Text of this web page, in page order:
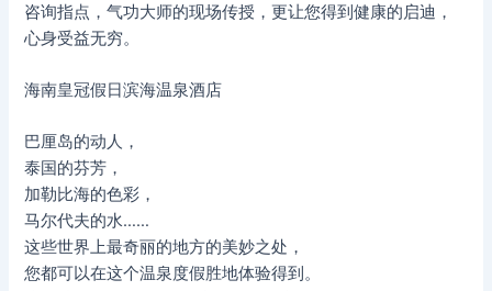
咨询指点，气功大师的现场传授，更让您得到健康的启迪，
心身受益无穷。
海南皇冠假日滨海温泉酒店
巴厘岛的动人，
泰国的芬芳，
加勒比海的色彩，
马尔代夫的水……
这些世界上最奇丽的地方的美妙之处，
您都可以在这个温泉度假胜地体验得到。